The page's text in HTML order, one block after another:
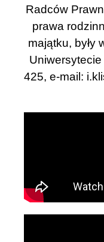
Radców
prawa
majątku, były
Uniwersytecie
425, e-mail: